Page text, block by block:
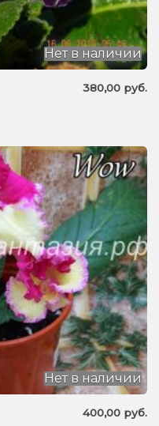
380,00 руб.
Нет в наличии
400,00 руб.
Нет в наличии